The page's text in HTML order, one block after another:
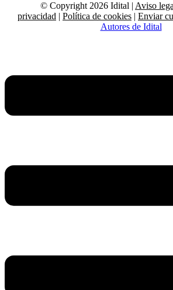
© Copyright 2026 Idital | Aviso
privacidad | Política de cookies | Enviar
Autores de Idital